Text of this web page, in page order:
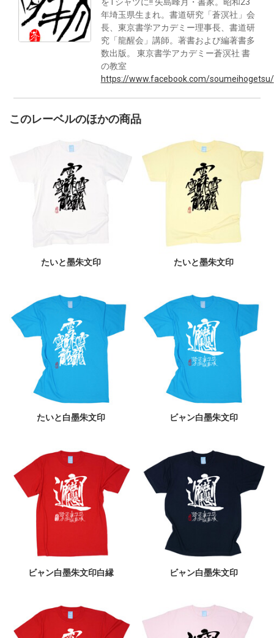
年埼玉県生まれ。書道研究「蒼溟社」会
長、東京書学アカデミー理事長、書道研
究「龍醒会」講師。著書および編著書多
数出版。 東京書学アカデミー蒼溟社 書
の教室
https://www.facebook.com/soumeihogetsu/
このレーベルのほかの商品
たいと墨朱文印 たいと墨朱文印
たいと白墨朱文印 ビャン白墨朱文印
ビャン白墨朱文印白縁 ビャン白墨朱文印